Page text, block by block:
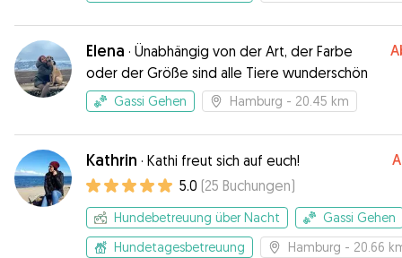
Elena · Ünabhängig von der Art, der Farbe
oder der Größe sind alle Tiere wunderschön
Gassi Gehen Hamburg - 20.45 km
Kathrin · Kathi freut sich auf euch!
5.0 (25 Buchungen)
Hundebetreuung über Nacht
Gassi Gehen
Hundetagesbetreuung
Hamburg - 20.66